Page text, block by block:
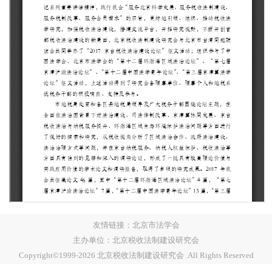
友情链接： 北京市法学会
主办单位：北京税收法制建设研究会
Copyright©1999-2026 北京税收法制建设研究会 .All Rights Reserved